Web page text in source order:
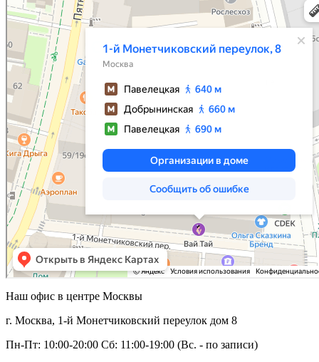
Наш офис в центре Москвы
г. Москва, 1-й Монетчиковский переулок дом 8
Пн-Пт: 10:00-20:00 Сб: 11:00-19:00 (Вс. - по записи)